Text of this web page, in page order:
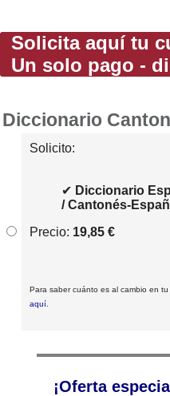
Solicita aquí tu
Un solo pago -
Diccionario
Solicito:
✔ Diccionario
/ Cantonés-
Precio: 19,85 €
Para saber cuánto es al cambio en
aquí.
¡Oferta